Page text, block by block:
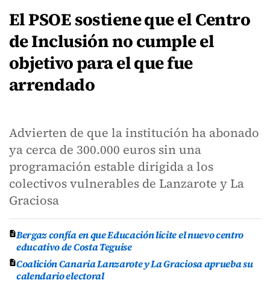
El PSOE sostiene que el Centro
de Inclusión no cumple el
objetivo para el que fue
arrendado
Advierten de que la institución ha abonado
ya cerca de 300.000 euros sin una
programación estable dirigida a los
colectivos vulnerables de Lanzarote y La
Graciosa
Bergaz confía en que Educación licite el nuevo centro
educativo de Costa Teguise
Coalición Canaria Lanzarote y La Graciosa aprueba su
calendario electoral